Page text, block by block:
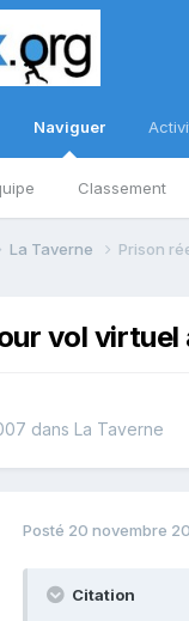
Naviguer
Classement
La Taverne Prison
vol
dans La Taverne
Posté 20 novembre
Citation